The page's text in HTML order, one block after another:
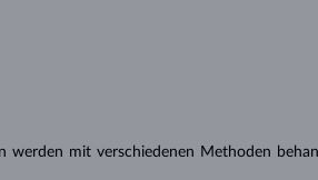
werden mit verschiedenen Methoden